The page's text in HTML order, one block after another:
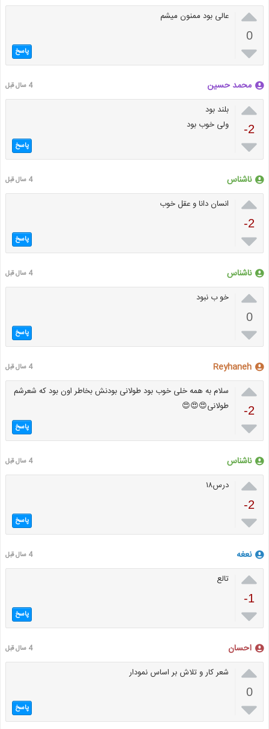

0

عالی بود ممنون میشم
پاسخ
محمد حسین 4 سال قبل

-2

بلند بود
ولی خوب بود
پاسخ
ناشناس 4 سال قبل

-2

انسان دانا و عقل خوب
پاسخ
ناشناس 4 سال قبل

0

خو ب نبود
پاسخ
Reyhaneh 4 سال قبل

-2

سلام به همه خلی خوب بود طولانی بودنش بخاطر اون بود که شعرشم
طولانی😍😍😍
پاسخ
ناشناس 4 سال قبل

-2

درس۱۸
پاسخ
نعغه 4 سال قبل

-1

تالع
پاسخ
احسان 4 سال قبل

0

شعر کار و تلاش بر اساس نمودار
پاسخ